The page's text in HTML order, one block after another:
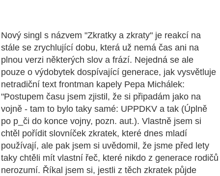
Nový singl s názvem "Zkratky a zkraty" je reakcí na
stále se zrychlující dobu, která už nemá čas ani na
plnou verzi některých slov a frází. Nejedná se ale
pouze o výdobytek dospívající generace, jak vysvětluje
netradiční text frontman kapely Pepa Michálek:
"Postupem času jsem zjistil, že si připadám jako na
vojně - tam to bylo taky samé: UPPDKV a tak (Úplně
po p_či do konce vojny, pozn. aut.). Vlastně jsem si
chtěl pořídit slovníček zkratek, které dnes mladí
používají, ale pak jsem si uvědomil, že jsme před lety
taky chtěli mít vlastní řeč, které nikdo z generace rodičů
nerozumí. Říkal jsem si, jestli z těch zkratek půjde